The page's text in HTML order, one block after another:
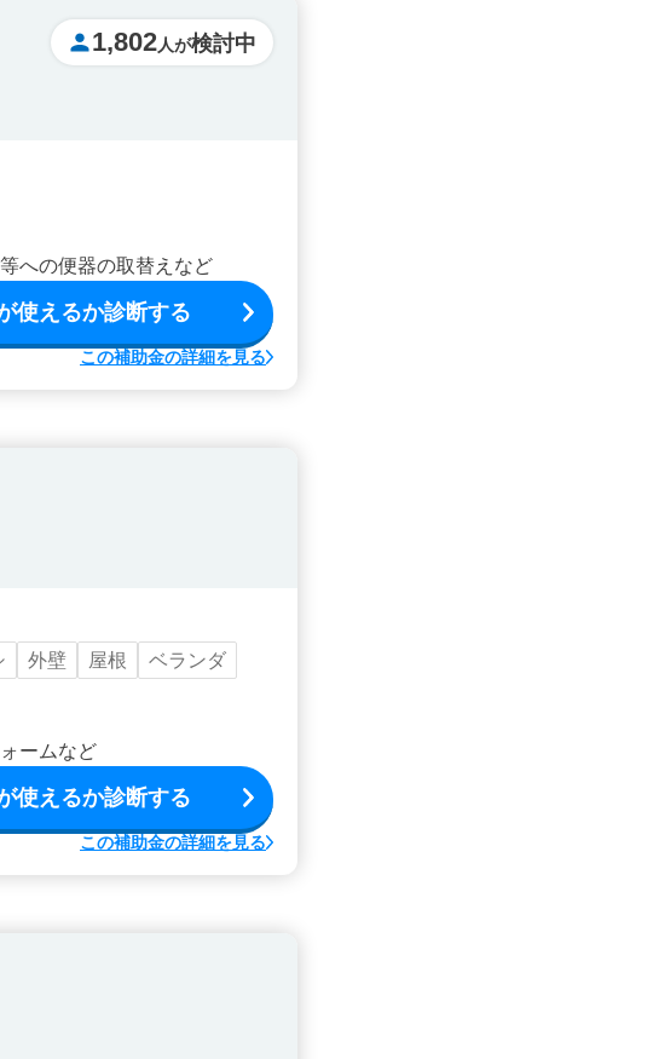
1,802人が検討中
への便器の取替えなど
使えるか診断する
この補助金の詳細を見る
外壁 屋根
ベランダ
ームなど
使えるか診断する
この補助金の詳細を見る